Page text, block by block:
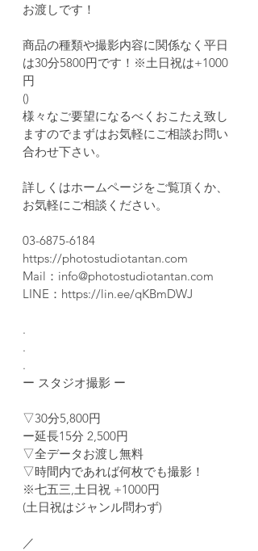
お渡しです！
商品の種類や撮影内容に関係なく平日
は30分5800円です！※土日祝は+1000
円
()
様々なご要望になるべくおこたえ致し
ますのでまずはお気軽にご相談お問い
合わせ下さい。
詳しくはホームページをご覧頂くか、
お気軽にご相談ください。
03-6875-6184
https://photostudiotantan.com
Mail：info@photostudiotantan.com
LINE：https://lin.ee/qKBmDWJ
.
.
.
ー スタジオ撮影 ー
▽30分5,800円
ー延長15分 2,500円
▽全データお渡し無料
▽時間内であれば何枚でも撮影！
※七五三,土日祝 +1000円
(土日祝はジャンル問わず)
／